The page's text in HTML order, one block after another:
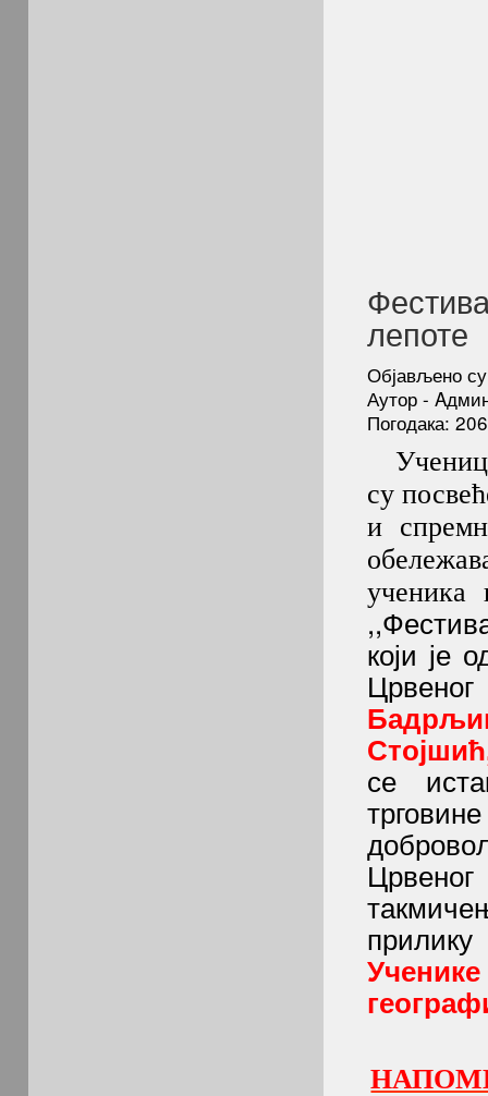
лепоте
Објављено
Аутор -
Погодака:
су
и
ученика
који је
се